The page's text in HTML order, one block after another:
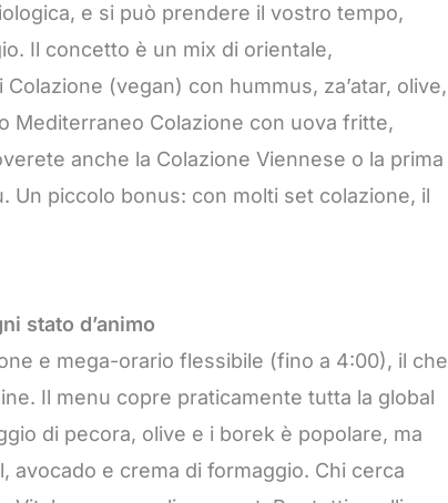
e si può prendere il vostro tempo,
Il concetto è un mix di orientale,
(vegan) con hummus, za’atar, olive,
Mediterraneo Colazione con uova fritte,
anche la Colazione Viennese o la prima
Un piccolo bonus: con molti set colazione, il
stato d’animo
e mega-orario flessibile (fino a 4:00), il che
Il menu copre praticamente tutta la global
di pecora, olive e i borek è popolare, ma
avocado e crema di formaggio. Chi cerca